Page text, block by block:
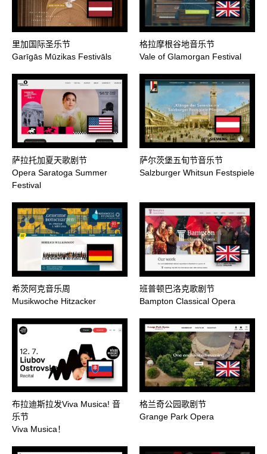
里加国际圣乐节
Garīgās Mūzikas Festivāls
格拉摩根谷地音乐节
Vale of Glamorgan Festival
萨拉托加夏天歌剧节
Opera Saratoga Summer
Festival
萨尔茨堡五旬节音乐节
Salzburger Whitsun Festspiele
希茨阿克音乐周
Musikwoche Hitzacker
班普顿巴洛克歌剧节
Bampton Classical Opera
布拉迪斯拉发Viva Musica! 音
乐节
Viva Musica！
格兰奇公园歌剧节
Grange Park Opera